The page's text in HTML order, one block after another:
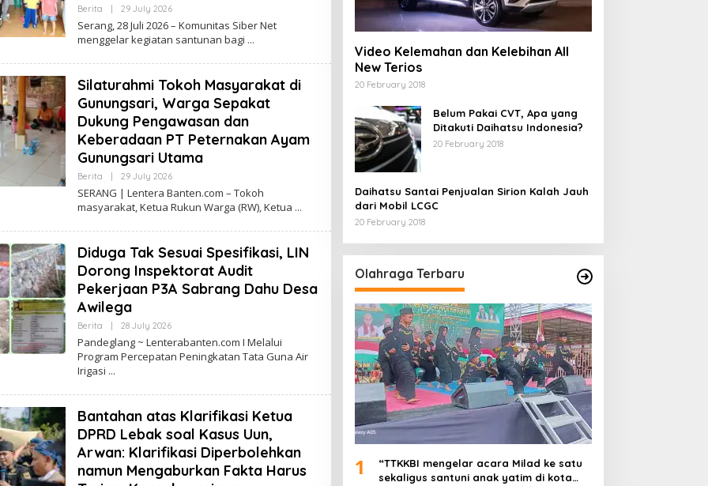
Berita 29 July 2026By
Serang, 28 Juli 2026 – Komunitas Siber Net
menggelar kegiatan santunan bagi
Silaturahmi Tokoh Masyarakat di
Gunungsari, Warga Sepakat
Dukung Pengawasan dan
Keberadaan PT Peternakan Ayam
Gunungsari Utama
Berita 29 July 2026By
SERANG | Lentera Banten.com – Tokoh
masyarakat, Ketua Rukun Warga (RW), Ketua
Diduga Tak Sesuai Spesifikasi, LIN
Dorong Inspektorat Audit
Pekerjaan P3A Sabrang Dahu Desa
Awilega
Berita 28 July 2026By
Pandeglang ~ Lenterabanten.com I Melalui
Program Percepatan Peningkatan Tata Guna Air
Irigasi
Bantahan atas Klarifikasi Ketua
DPRD Lebak soal Kasus Uun,
Arwan: Klarifikasi Diperbolehkan
namun Mengaburkan Fakta Harus
Video Kelemahan dan Kelebihan All
New Terios
20 February 2018
Belum Pakai CVT, Apa yang
Ditakuti Daihatsu Indonesia?
20 February 2018
Daihatsu Santai Penjualan Sirion Kalah Jauh
dari Mobil LCGC
20 February 2018
Olahraga Terbaru
1
“TTKKBI mengelar acara Milad ke satu
sekaligus santuni anak yatim di kota